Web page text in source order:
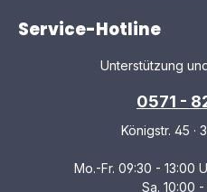
Service-Hotline
Unterstützung
0571 -
Königstr. 45 ·
Mo.-Fr. 09:30 - 13:00
Sa. 10:00